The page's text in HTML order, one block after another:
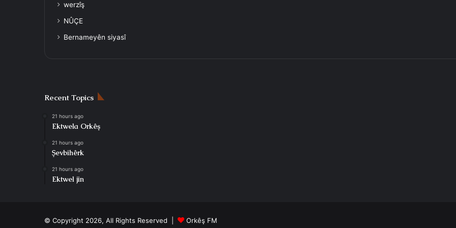
werzîş
NÛÇE
Bernameyên siyasî
Recent Topics
21 hours ago
Ektwela Orkêş
21 hours ago
Şevbihêrk
21 hours ago
Ektwel jin
© Copyright 2026, All Rights Reserved | Orkêş FM